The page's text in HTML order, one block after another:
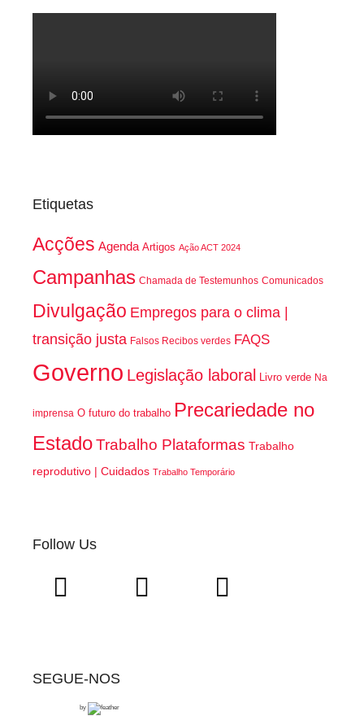
Etiquetas
Acções Agenda Artigos Ação ACT 2024
Campanhas Chamada de Testemunhos Comunicados
Divulgação Empregos para o clima |
transição justa Falsos Recibos verdes FAQS
Governo Legislação laboral Livro verde Na
imprensa O futuro do trabalho Precariedade no
EstadoTrabalho Plataformas Trabalho
reprodutivo | Cuidados Trabalho Temporário
Follow Us
SEGUE-NOS
by